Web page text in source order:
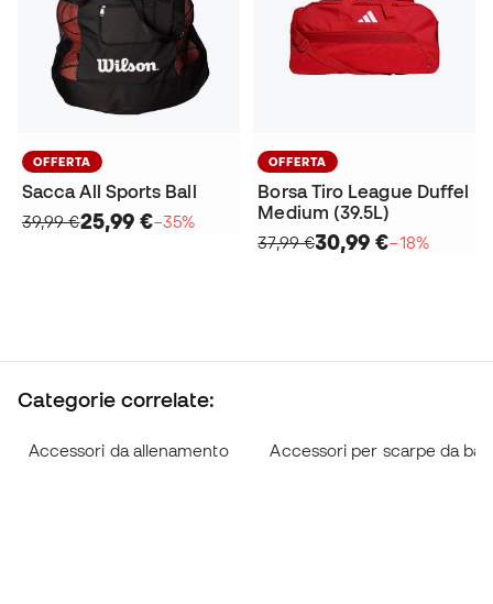
OFFERTA
Sacca All Sports Ball
39,99 €25,99 €−35%
OFFERTA
Borsa Tiro League Duffel
Medium (39.5L)
37,99 €30,99 €−18%
Categorie correlate:
Accessori da allenamento Accessori per scarpe da